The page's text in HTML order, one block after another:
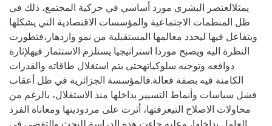
يمثلالعنصر البشري مورد أساسي في حركية المجتمع، ذلك في
ظل المنظمات الاجتماعية والمؤسسات الاقتصادية التي يشكلها
ويتفاعل فيها ليحدد معالمها المستقبلية من نمو وازدهار،فتطورت
النظرة اليه ويصبح موردا استراتيجيا يستلزم الاستثمار فيهلإثارة
دوافعه وتوجيه سلوكياتهحتى يتم استغلال طاقاته والقدرات
الكامنة فيه بصفة فعالة.فالمؤسسة الجزائرية في ظل أعقاب
فشل سياسات وأنماط التسيير بداخلها منذ الاستقلال، بالرغم من
محاولات الاصلاح التيعرفتها، أثرت على مردوديتها ومعاناة الفرد